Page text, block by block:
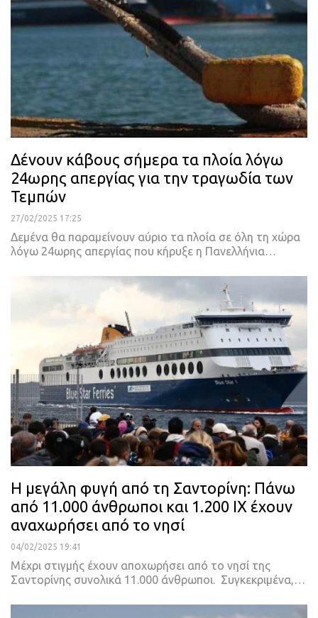
Δένουν κάβους σήμερα τα πλοία λόγω
24ωρης απεργίας για την τραγωδία των
Τεμπών
27/02/2025 17:25
Δεμένα θα παραμείνουν αύριο τα πλοία σε όλη τη χώρα
λόγω 24ωρης απεργίας που κήρυξε η Πανελλήνια…
Η μεγάλη φυγή από τη Σαντορίνη: Πάνω
από 11.000 άνθρωποι και 1.200 ΙΧ έχουν
αναχωρήσει από το νησί
04/02/2025 19:41
Μέχρι στιγμής έχουν αποχωρήσει από το νησί της
Σαντορίνης συνολικά 11.000 άνθρωποι. Συγκεκριμένα,…